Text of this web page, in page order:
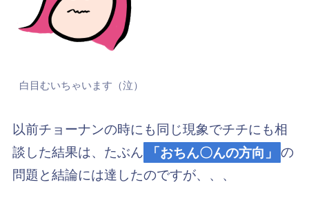
白目むいちゃいます（泣）
以前チョーナンの時にも同じ現象でチチにも相
談した結果は、たぶん
「おちん〇んの方向」
の
問題と結論には達したのですが、、、